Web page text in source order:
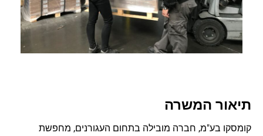
תיאור המשרה
קומסקו בע"מ, חברה מובילה בתחום העגורנים, מחפשת